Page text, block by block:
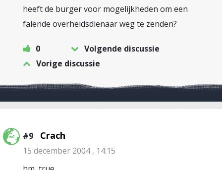
heeft de burger voor mogelijkheden om een
falende overheidsdienaar weg te zenden?
0
Volgende discussie
Vorige discussie
#9 Crach
15 december 2004 , 14:15